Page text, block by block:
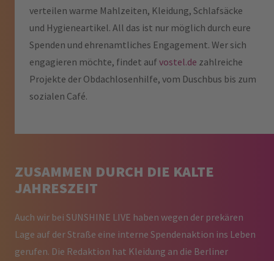
verteilen warme Mahlzeiten, Kleidung, Schlafsäcke
und Hygieneartikel. All das ist nur möglich durch eure
Spenden und ehrenamtliches Engagement. Wer sich
engagieren möchte, findet aufvostel.de zahlreiche
Projekte der Obdachlosenhilfe, vom Duschbus bis zum
sozialen Café.
ZUSAMMEN DURCH DIE KALTE
JAHRESZEIT
Auch wir bei SUNSHINE LIVE haben wegen der prekären
Lage auf der Straße eine interne Spendenaktion ins Leben
gerufen. Die Redaktion hat Kleidung an die Berliner